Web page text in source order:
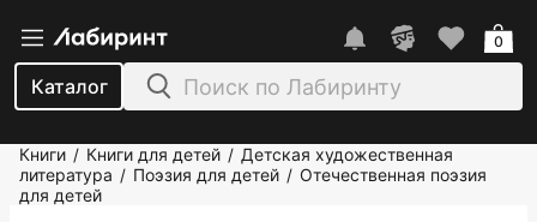
Каталог
0
Книги / Книги для детей / Детская художественная
литература / Поэзия для детей / Отечественная поэзия
для детей